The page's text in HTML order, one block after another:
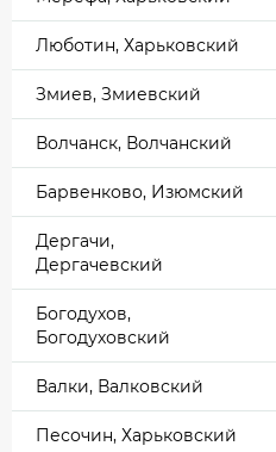
Люботин, Харьковский
Змиев, Змиевский
Волчанск, Волчанский
Барвенково, Изюмский
Дергачи,
Дергачевский
Богодухов,
Богодуховский
Валки, Валковский
Песочин, Харьковский